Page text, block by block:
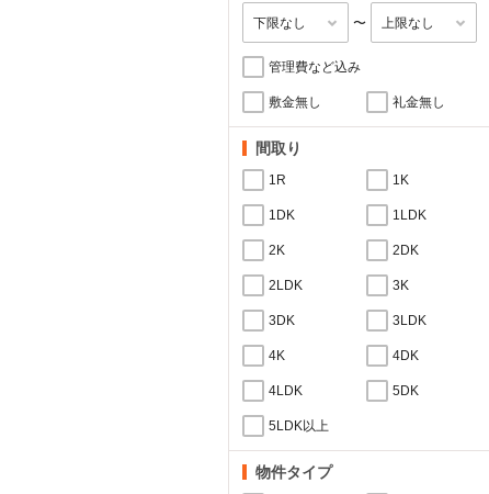
〜
管理費など込み
敷金無し 礼金無し
間取り
1R 1K
1DK 1LDK
2K 2DK
2LDK 3K
3DK 3LDK
4K 4DK
4LDK 5DK
5LDK以上
物件タイプ